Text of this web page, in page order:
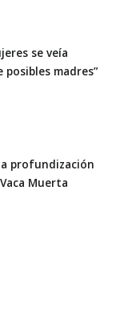
se veía
madres”
profundización
Muerta